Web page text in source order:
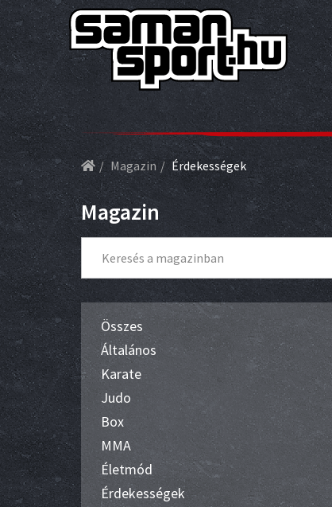
Magazin Érdekességek
Magazin
Összes
Általános
Karate
Judo
Box
MMA
Életmód
Érdekességek